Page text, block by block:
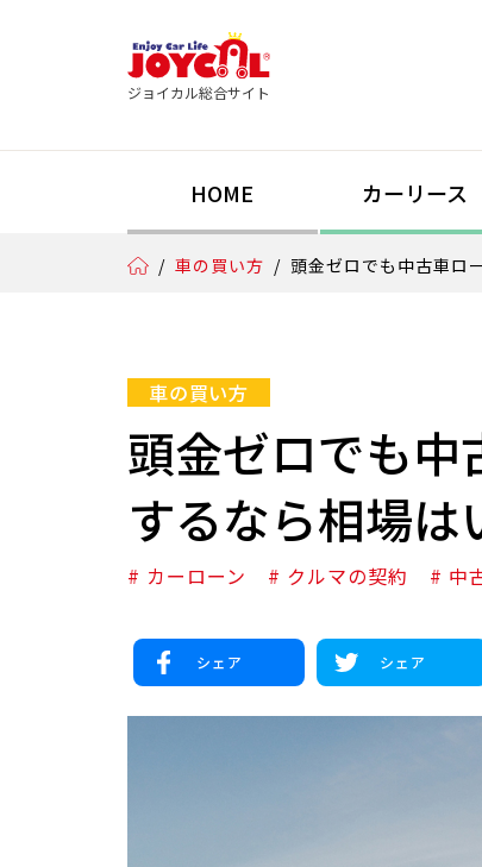
ジョイカル総合サイト
HOME カーリース
/ 車の買い方 / 頭金ゼロでも中古車ロ
車の買い方
頭金ゼロでも中
するなら相場は
# カーローン # クルマの契約 # 中
シェア シェア